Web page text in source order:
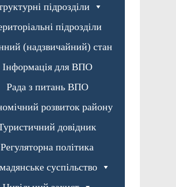
підрозділи
підрозділи
(надзвичайний) стан
Інформація для ВПО
Рада з питань ВПО
розвиток району
довідник
Регуляторна політика
суспільство